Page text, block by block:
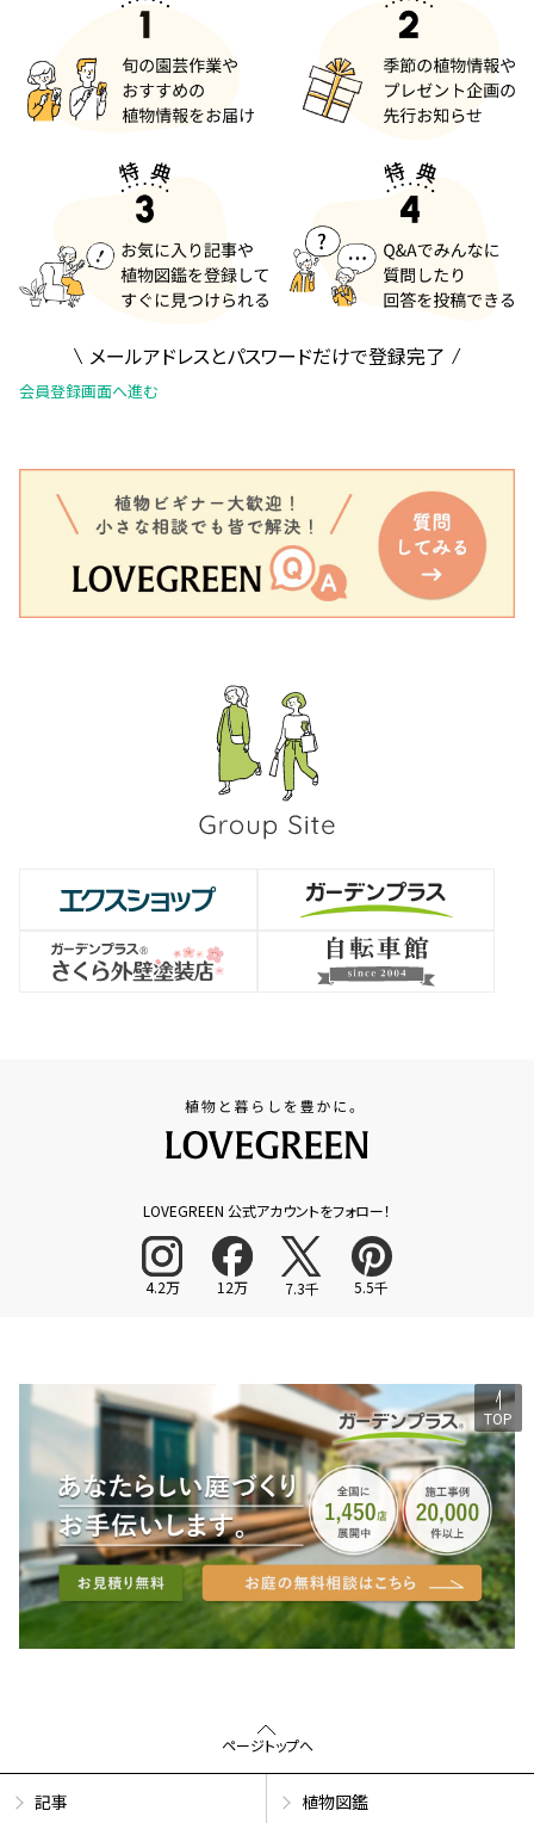
メールアドレスとパスワードだけで登録完了
会員登録画面へ進む
LOVEGREEN 公式アカウントをフォロー！
4.2万 12万 7.3千 5.5千
TOP
ページトップへ
記事 植物図鑑